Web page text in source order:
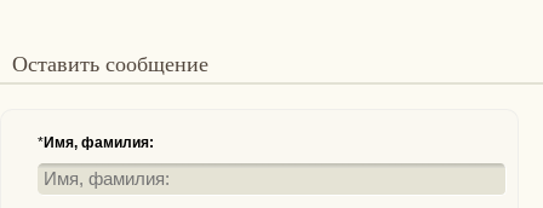
Оставить сообщение
*Имя, фамилия: